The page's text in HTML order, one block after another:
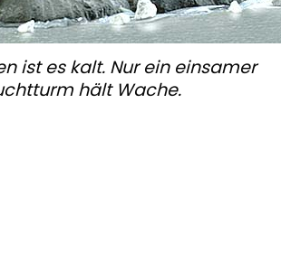
ist es kalt. Nur ein einsamer
hält Wache.